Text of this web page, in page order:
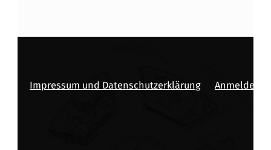
Impressum und Datenschutzerklärung Anmelden